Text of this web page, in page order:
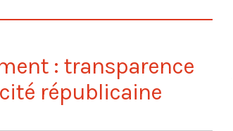
: transparence
républicaine